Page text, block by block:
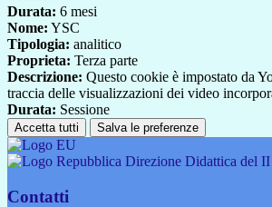
Durata: 6 mesi
Nome: YSC
Tipologia: analitico
Proprieta: Terza parte
Descrizione: Questo cookie è impostato da
traccia delle visualizzazioni dei video
Durata: Sessione
Accetta tutti Salva le preferenze
Direzione Didattica del
Contatti